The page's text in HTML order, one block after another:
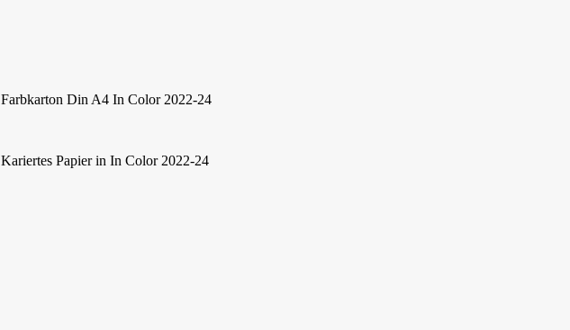
Farbkarton Din A4 In Color 2022-24
Kariertes Papier in In Color 2022-24